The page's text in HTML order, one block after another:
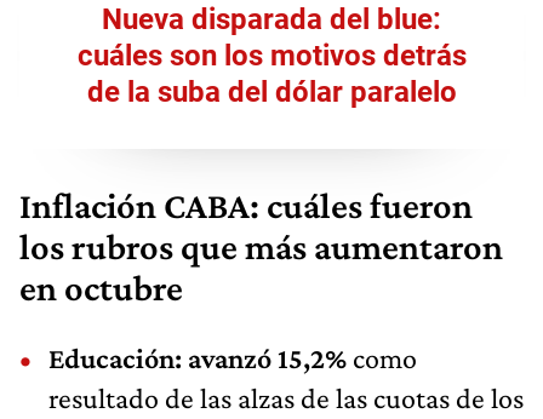
Nueva disparada del blue:
cuáles son los motivos detrás
de la suba del dólar paralelo
Inflación CABA: cuáles fueron
los rubros que más aumentaron
en octubre
Educación: avanzó 15,2% como
resultado de las alzas de las cuotas de los